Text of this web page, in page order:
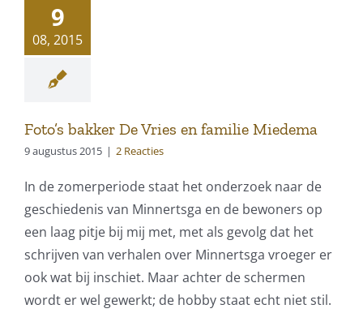
9
08, 2015
Foto’s bakker De Vries en familie Miedema
9 augustus 2015 | 2 Reacties
In de zomerperiode staat het onderzoek naar de
geschiedenis van Minnertsga en de bewoners op
een laag pitje bij mij met, met als gevolg dat het
schrijven van verhalen over Minnertsga vroeger er
ook wat bij inschiet. Maar achter de schermen
wordt er wel gewerkt; de hobby staat echt niet stil.